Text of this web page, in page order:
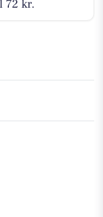
72 kr.